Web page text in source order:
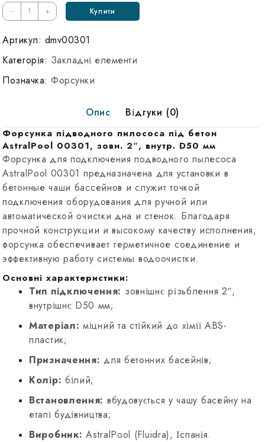
-
Кількість
Форсунка
подводного
пылесоса
под
бетон
2",
внутр.
D50мм
+ Купити
Артикул: dmv00301
Категорія: Закладні елементи
Позначка: Форсунки
Опис Відгуки (0)
Форсунка підводного пилососа під бетон
AstralPool 00301, зовн. 2″, внутр. D50 мм
Форсунка для подключения подводного пылесоса
AstralPool 00301 предназначена для установки в
бетонные чаши бассейнов и служит точкой
подключения оборудования для ручной или
автоматической очистки дна и стенок. Благодаря
прочной конструкции и высокому качеству исполнения,
форсунка обеспечивает герметичное соединение и
эффективную работу системы водоочистки.
Основні характеристики:
Тип підключення: зовнішнє різьблення 2″,
внутрішнє D50 мм;
Матеріал: міцний та стійкий до хімії ABS-
пластик;
Призначення: для бетонних басейнів;
Колір: білий;
Встановлення: вбудовується у чашу басейну на
етапі будівництва;
Виробник: AstralPool (Fluidra), Іспанія.